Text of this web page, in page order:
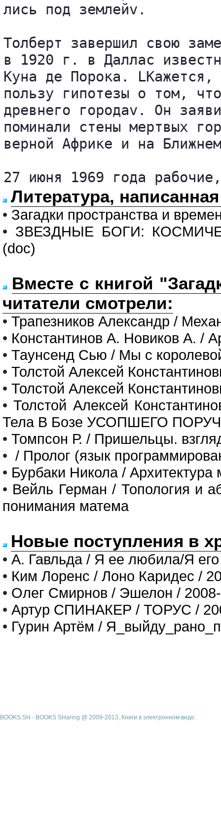
лись под землейv.
Толберт завершил свою
в 1920 г. в Даллас
Куна де Порока. LКажется,
пользу гипотезы о том,
древнего городаv. Он
поминали стены мертвых
верной Африке и на
27 июня 1969 года
Литература,
• Загадки пространства и
• ЗВЕЗДНЫЕ БОГИ:
(doc)
Вместе с книгой
читатели смотрели:
• Трапезников Александр /
• Константинов А. Новиков А. /
• Таунсенд Сью / Мы с
• Толстой Алексей
• Толстой Алексей
•Толстой Алексей
Тела В Бозе УСОПШЕГО
• Томпсон Р. / Пришельцы.
• / Пролог (язык
• Бурбаки Никола / Архитектура
• Вейль Герман / Топология и
понимания матема
Новые поступления в
• А. Гавльда / Я ее любила/Я
• Ким Лоренс / Лоно Каридес /
• Олег Смирнов / Эшелон /
• Артур СПИНАКЕР / ТОРУС /
• Гурин Артём /
BOOKS.SH - BOOKS SHaring @ 2009-2013, Книги в электронном виде.